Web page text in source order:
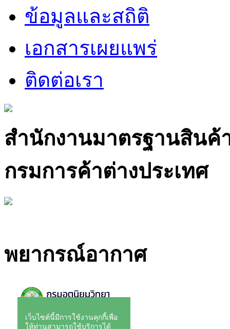
ข้อมูลและสถิติ
เอกสารเผยแพร่
ติดต่อเรา
สำนักงานมาตรฐานสินค้
กรมการค้าต่างประเทศ
พยากรณ์อากาศ